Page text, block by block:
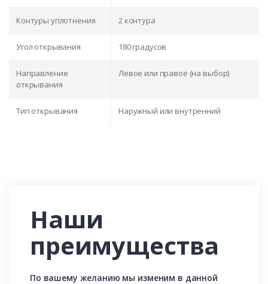
Контуры уплотнения 2 контура
Угол открывания 180 градусов
Направление
открывания
Левое или правое (на выбор)
Тип открывания Наружный или внутренний
Наши
преимущества
По вашему желанию мы изменим в данной